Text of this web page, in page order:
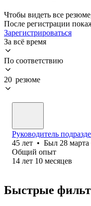
Чтобы видеть все
После регистрации
Зарегистрироваться
За всё время
По соответствию
20 резюме
Руководитель
45 лет • Был 28
Общий опыт
14 лет 10 месяцев
Быстрые